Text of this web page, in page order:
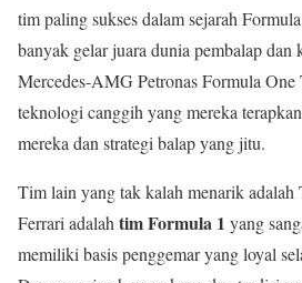
tim paling sukses dalam sejarah
banyak gelar juara dunia pembalap dan
Mercedes-AMG Petronas Formula One
teknologi canggih yang mereka
mereka dan strategi balap yang jitu.
Tim lain yang tak kalah menarik adalah
Ferrari adalah tim Formula 1 yang
memiliki basis penggemar yang loyal